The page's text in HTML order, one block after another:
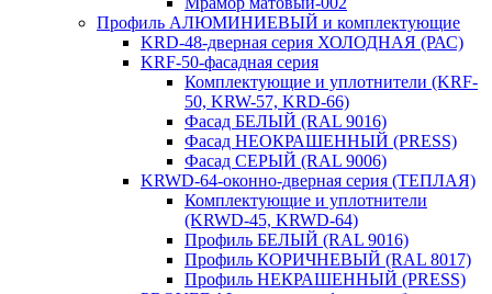
Профиль АЛЮМИНИЕВЫЙ и комплектующие
KRD-48-дверная серия ХОЛОДНАЯ (РАС)
KRF-50-фасадная серия
Комплектующие и уплотнители (KRF-
50, KRW-57, KRD-66)
Фасад БЕЛЫЙ (RAL 9016)
Фасад НЕОКРАШЕННЫЙ (PRESS)
Фасад СЕРЫЙ (RAL 9006)
KRWD-64-оконно-дверная серия (ТЕПЛАЯ)
Комплектующие и уплотнители
(KRWD-45, KRWD-64)
Профиль БЕЛЫЙ (RAL 9016)
Профиль КОРИЧНЕВЫЙ (RAL 8017)
Профиль НЕКРАШЕННЫЙ (PRESS)